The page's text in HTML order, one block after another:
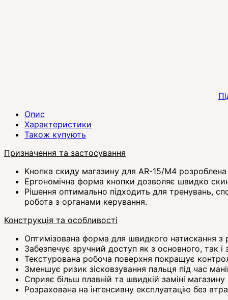
Опис
Характеристики
Також купують
Призначення та застосування
Кнопка скиду магазину для AR-15/М4
Ергономічна форма кнопки дозволяє швидко
Рішення оптимально підходить для тренувань,
робота з органами керування.
Конструкція та особливості
Оптимізована форма для швидкого натискання з
Забезпечує зручний доступ як з основного, так і
Текстурована робоча поверхня покращує
Зменшує ризик зісковзування пальця під час
Сприяє більш плавній та швидкій заміні магазину
Розрахована на інтенсивну експлуатацію без